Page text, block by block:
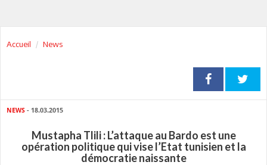
Accueil News
NEWS - 18.03.2015
Mustapha Tlili : L’attaque au Bardo est une
opération politique qui vise l’Etat tunisien et la
démocratie naissante